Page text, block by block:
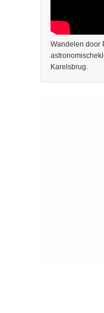
Wandelen door
Karelsbrug.